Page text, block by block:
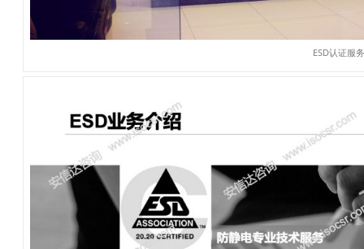
ESD认证服